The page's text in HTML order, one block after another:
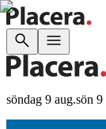
söndag 9 aug.sön 9